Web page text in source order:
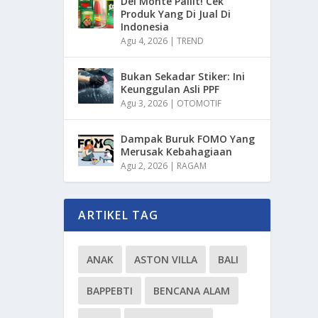
Produk Yang Di Jual Di
Indonesia
Agu 4, 2026 |TREND
Bukan Sekadar Stiker: Ini
Keunggulan Asli PPF
Agu 3, 2026 | OTOMOTIF
Dampak Buruk FOMO Yang
Merusak Kebahagiaan
Agu 2, 2026 | RAGAM
ARTIKEL TAG
ANAK ASTON VILLA BALI
BAPPEBTI BENCANA ALAM